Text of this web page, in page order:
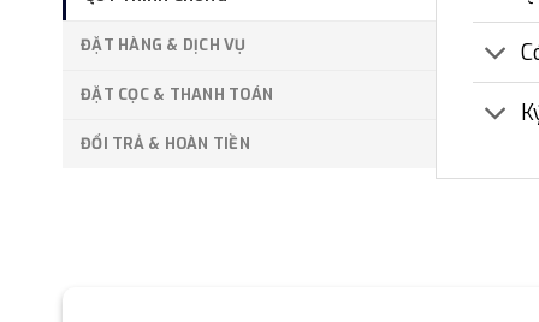
ĐẶT HÀNG & DỊCH VỤ
ĐẶT CỌC & THANH TOÁN
ĐỔI TRẢ & HOÀN TIỀN